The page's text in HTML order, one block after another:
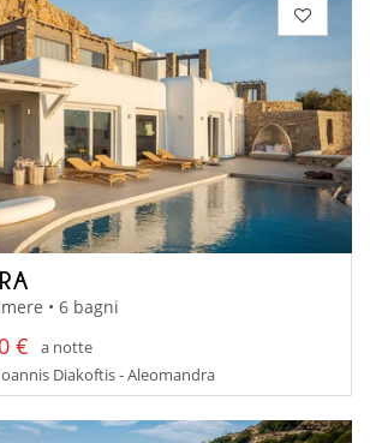
• 6 bagni
€
a notte
Diakoftis - Aleomandra